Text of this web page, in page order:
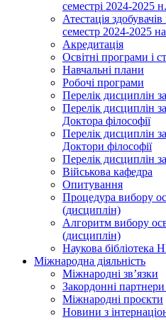
семестрі 2024-2025
Атестація
семестр 2024-2025
Акредитація
Освітні програми і
Навчальні плани
Робочі програми
Перелік дисциплін
Перелік дисциплін
Доктора філософії
Перелік дисциплін
Доктори філософії
Перелік дисциплін
Військова кафедра
Опитування
Процедура вибору
(дисциплін)
Алгоритм вибору
(дисциплін)
Наукова
Міжнародна діяльність
Міжнародні зв’язки
Закордонні
Міжнародні проєкти
Новини з